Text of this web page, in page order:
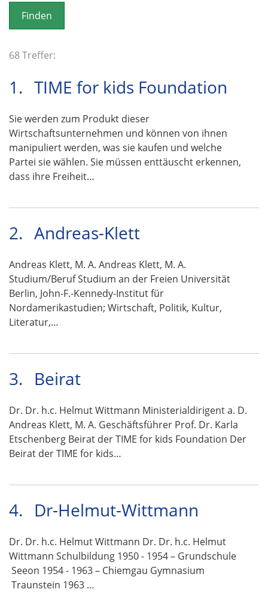
o
n
68 Treffer:
1. TIME for kids Foundation
Sie werden zum Produkt dieser
Wirtschaftsunternehmen und können von ihnen
manipuliert werden, was sie kaufen und welche
Partei sie wählen. Sie müssen enttäuscht erkennen,
dass ihre Freiheit…
2. Andreas-Klett
Andreas Klett, M. A. Andreas Klett, M. A.
Studium/Beruf Studium an der Freien Universität
Berlin, John-F.-Kennedy-Institut für
Nordamerikastudien; Wirtschaft, Politik, Kultur,
Literatur,…
3. Beirat
Dr. Dr. h.c. Helmut Wittmann Ministerialdirigent a. D.
Andreas Klett, M. A. Geschäftsführer Prof. Dr. Karla
Etschenberg Beirat der TIME for kids Foundation Der
Beirat der TIME for kids…
4. Dr-Helmut-Wittmann
Dr. Dr. h.c. Helmut Wittmann Dr. Dr. h.c. Helmut
Wittmann Schulbildung 1950 - 1954 – Grundschule
Seeon 1954 - 1963 – Chiemgau Gymnasium
Traunstein 1963 …